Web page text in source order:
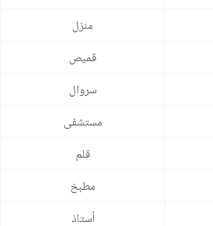
منزل
قميص
سروال
مستشفى
قلم
مطبخ
أستاذ